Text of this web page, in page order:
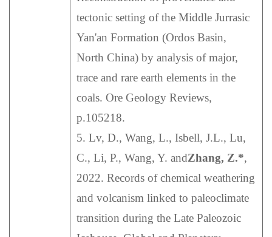
tectonic setting of the Middle Jurrasic
Yan'an Formation (Ordos Basin,
North China) by analysis of major,
trace and rare earth elements in the
coals. Ore Geology Reviews,
p.105218.
5. Lv, D., Wang, L., Isbell, J.L., Lu,
C., Li, P., Wang, Y. andZhang, Z.*,
2022. Records of chemical weathering
and volcanism linked to paleoclimate
transition during the Late Paleozoic